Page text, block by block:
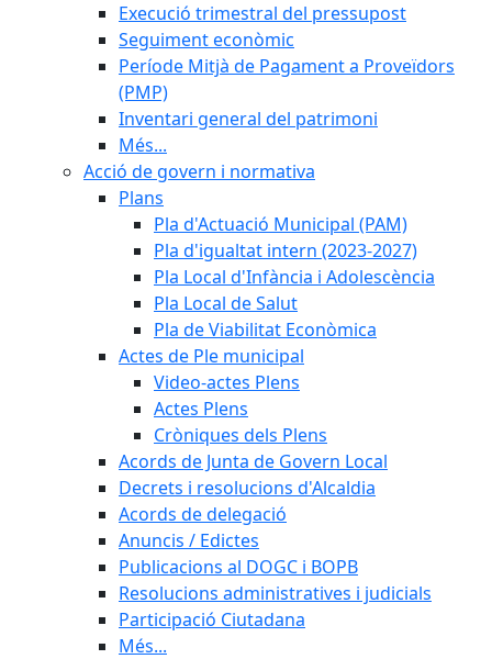
Execució trimestral del pressupost
Seguiment econòmic
Període Mitjà de Pagament a Proveïdors
(PMP)
Inventari general del patrimoni
Més...
Acció de govern i normativa
Plans
Pla d'Actuació Municipal (PAM)
Pla d'igualtat intern (2023-2027)
Pla Local d'Infància i Adolescència
Pla Local de Salut
Pla de Viabilitat Econòmica
Actes de Ple municipal
Video-actes Plens
Actes Plens
Cròniques dels Plens
Acords de Junta de Govern Local
Decrets i resolucions d'Alcaldia
Acords de delegació
Anuncis / Edictes
Publicacions al DOGC i BOPB
Resolucions administratives i judicials
Participació Ciutadana
Més...